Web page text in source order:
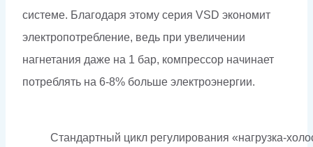
системе. Благодаря этому серия VSD экономит
электропотребление, ведь при увеличении
нагнетания даже на 1 бар, компрессор начинает
потреблять на 6-8% больше электроэнергии.
Стандартный цикл регулирования «нагрузка-